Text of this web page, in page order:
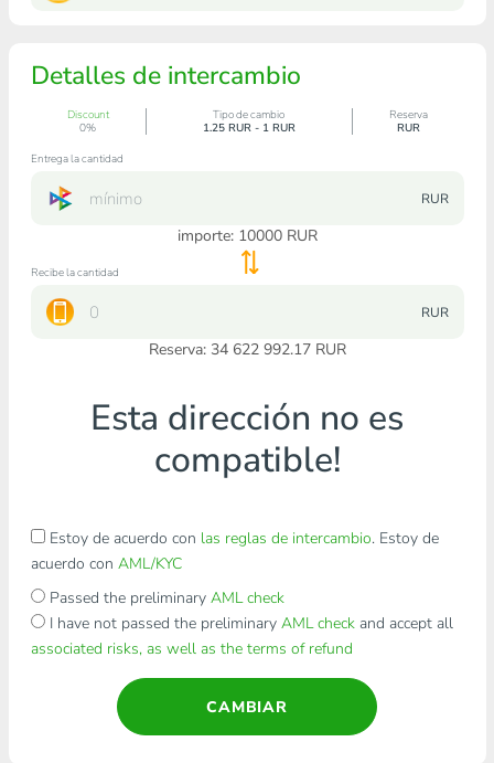
Detalles de intercambio
Discount
0%
Tipo de cambio
1.25 RUR - 1 RUR
Reserva
RUR
Entrega la cantidad
RUR
importe: 10000RUR
Recibe la cantidad
RUR
Reserva: 34 622 992.17 RUR
Esta dirección no es
compatible!
Estoy de acuerdo con las reglas de intercambio. Estoy de
acuerdo con AML/KYC
Passed the preliminary AML check
I have not passed the preliminary AML checkand accept all
associated risks, as well as the terms of refund
CAMBIAR